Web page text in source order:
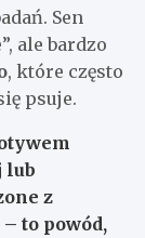
Sen
ale bardzo
, które często
psuje.
lub
z
to powód,